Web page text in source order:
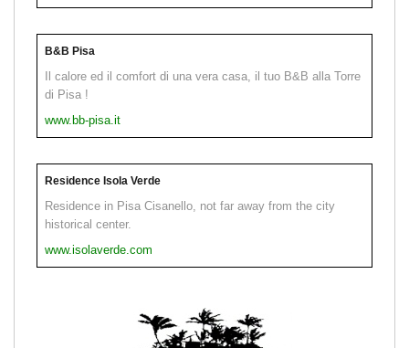
B&B Pisa
Il calore ed il comfort di una vera casa, il tuo B&B alla Torre
di Pisa !
www.bb-pisa.it
Residence Isola Verde
Residence in Pisa Cisanello, not far away from the city
historical center.
www.isolaverde.com